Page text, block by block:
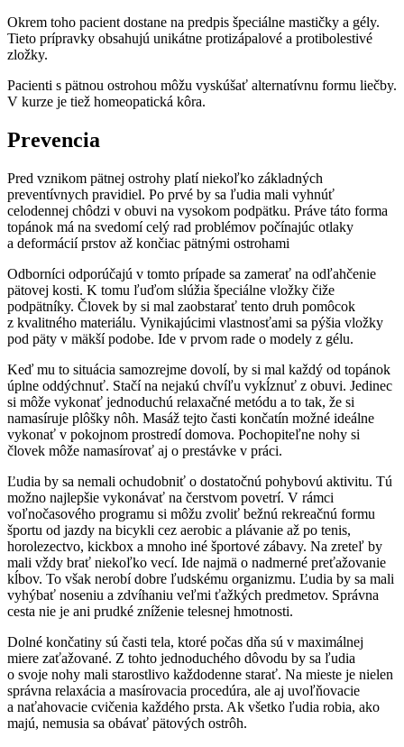
Okrem toho pacient dostane na predpis špeciálne mastičky a gély.
Tieto prípravky obsahujú unikátne protizápalové a protibolestivé
zložky.
Pacienti s pätnou ostrohou môžu vyskúšať alternatívnu formu liečby.
V kurze je tiež homeopatická kôra.
Prevencia
Pred vznikom pätnej ostrohy platí niekoľko základných
preventívnych pravidiel. Po prvé by sa ľudia mali vyhnúť
celodennej chôdzi v obuvi na vysokom podpätku. Práve táto forma
topánok má na svedomí celý rad problémov počínajúc otlaky
a deformácií prstov až končiac pätnými ostrohami
Odborníci odporúčajú v tomto prípade sa zamerať na odľahčenie
pätovej kosti. K tomu ľuďom slúžia špeciálne vložky čiže
podpätníky. Človek by si mal zaobstarať tento druh pomôcok
z kvalitného materiálu. Vynikajúcimi vlastnosťami sa pýšia vložky
pod päty v mäkší podobe. Ide v prvom rade o modely z gélu.
Keď mu to situácia samozrejme dovolí, by si mal každý od topánok
úplne oddýchnuť. Stačí na nejakú chvíľu vykĺznuť z obuvi. Jedinec
si môže vykonať jednoduchú relaxačné metódu a to tak, že si
namasíruje plôšky nôh. Masáž tejto časti končatín možné ideálne
vykonať v pokojnom prostredí domova. Pochopiteľne nohy si
človek môže namasírovať aj o prestávke v práci.
Ľudia by sa nemali ochudobniť o dostatočnú pohybovú aktivitu. Tú
možno najlepšie vykonávať na čerstvom povetrí. V rámci
voľnočasového programu si môžu zvoliť bežnú rekreačnú formu
športu od jazdy na bicykli cez aerobic a plávanie až po tenis,
horolezectvo, kickbox a mnoho iné športové zábavy. Na zreteľ by
mali vždy brať niekoľko vecí. Ide najmä o nadmerné preťažovanie
kĺbov. To však nerobí dobre ľudskému organizmu. Ľudia by sa mali
vyhýbať noseniu a zdvíhaniu veľmi ťažkých predmetov. Správna
cesta nie je ani prudké zníženie telesnej hmotnosti.
Dolné končatiny sú časti tela, ktoré počas dňa sú v maximálnej
miere zaťažované. Z tohto jednoduchého dôvodu by sa ľudia
o svoje nohy mali starostlivo každodenne starať. Na mieste je nielen
správna relaxácia a masírovacia procedúra, ale aj uvoľňovacie
a naťahovacie cvičenia každého prsta. Ak všetko ľudia robia, ako
majú, nemusia sa obávať pätových ostrôh.